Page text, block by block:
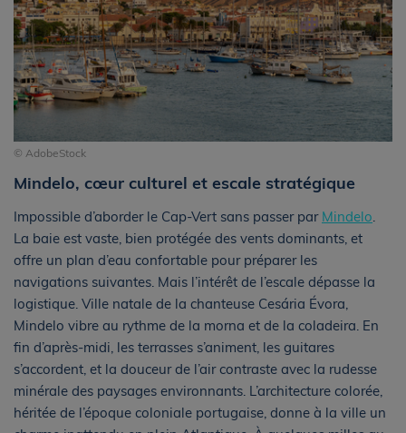
© AdobeStock
Mindelo, cœur culturel et escale stratégique
Impossible d’aborder le Cap-Vert sans passer par Mindelo
La baie est vaste, bien protégée des vents dominants, et
offre un plan d’eau confortable pour préparer les
navigations suivantes. Mais l’intérêt de l’escale dépasse la
logistique. Ville natale de la chanteuse Cesária Évora,
Mindelo vibre au rythme de la morna et de la coladeira. En
fin d’après-midi, les terrasses s’animent, les guitares
s’accordent, et la douceur de l’air contraste avec la rudesse
minérale des paysages environnants. L’architecture colorée,
héritée de l’époque coloniale portugaise, donne à la ville un